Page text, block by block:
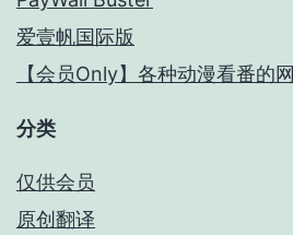
爱壹帆国际版
【会员Only】各种动漫看番的网
分类
仅供会员
原创翻译